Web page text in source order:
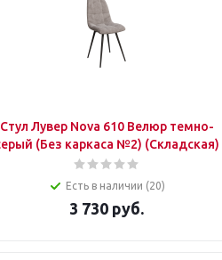
Стул Лувер Nova 610 Велюр темно-
серый (Без каркаса №2) (Складская)
Есть в наличии (20)
3 730 руб.